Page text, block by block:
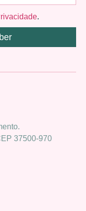
37500-970
.